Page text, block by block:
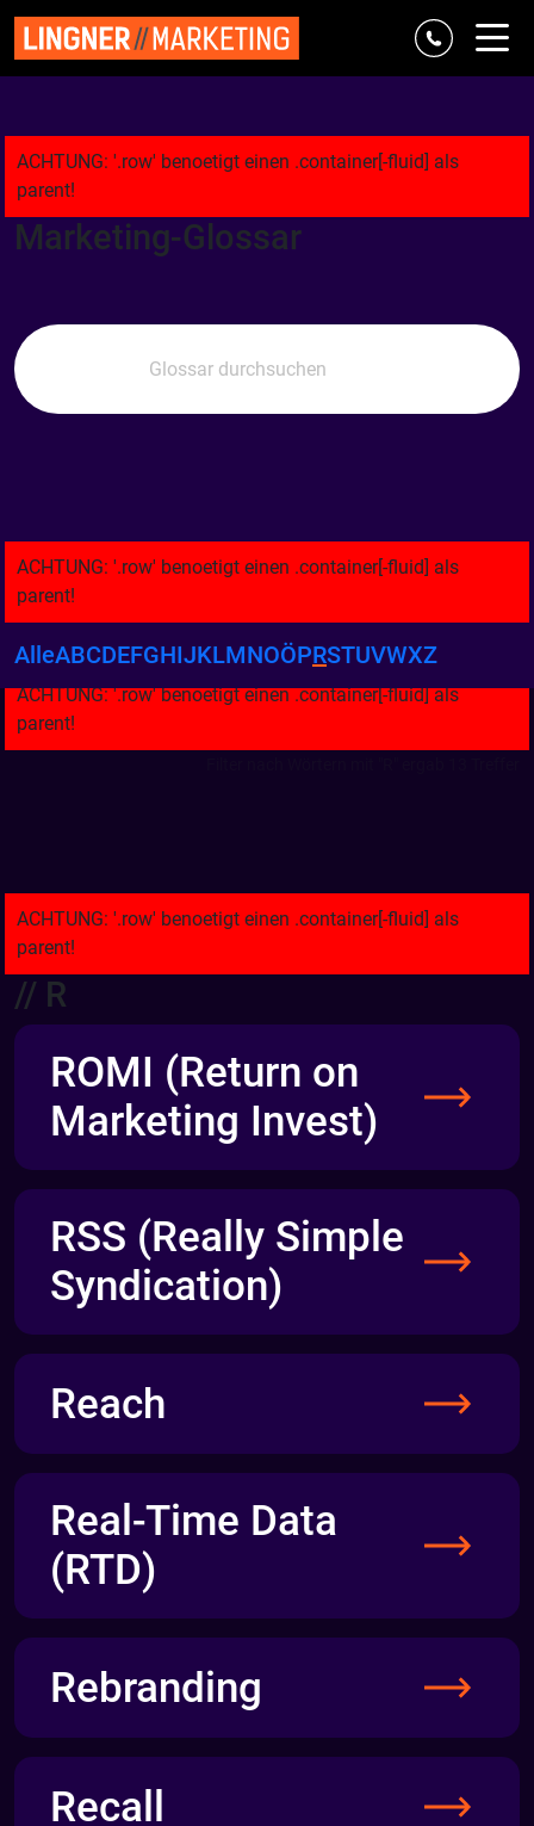
Classic
Agentur
Marketing-Glossar
AlleABCDEFGHIJKLMNOÖPRSTUVWXZ
// R
ROMI (Return on
Marketing Invest)
RSS (Really Simple
Syndication)
Reach
Real-Time Data
(RTD)
Rebranding
Recall